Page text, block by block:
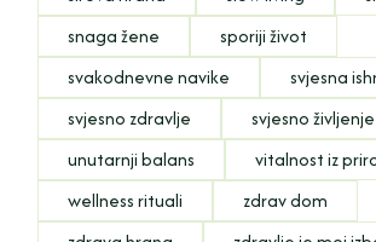
snaga žene
sporiji život
svakodnevne navike
svjesna
svjesno zdravlje
svjesno življenje
unutarnji balans
vitalnost iz
wellness rituali
zdrav dom